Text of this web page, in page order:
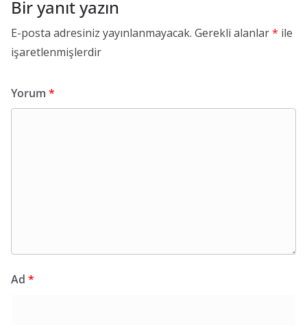
Bir yanıt yazın
E-posta adresiniz yayınlanmayacak. Gerekli alanlar* ile
işaretlenmişlerdir
Yorum *
Ad *